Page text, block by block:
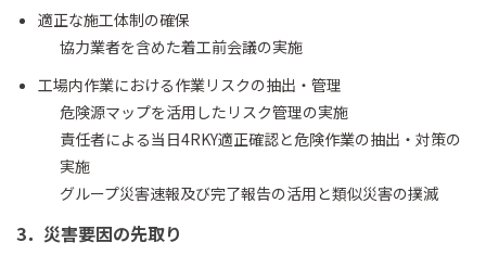
適正な施工体制の確保
協力業者を含めた着工前会議の実施
工場内作業における作業リスクの抽出・管理
危険源マップを活用したリスク管理の実施
責任者による当日4RKY適正確認と危険作業の抽出・対策の
実施
グループ災害速報及び完了報告の活用と類似災害の撲滅
3．災害要因の先取り